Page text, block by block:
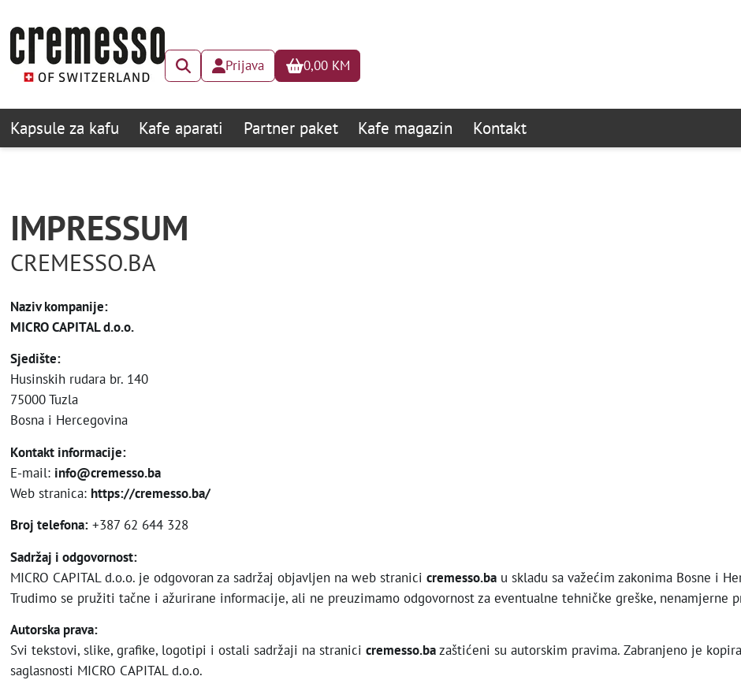
Prijava 0,00 KM
Kapsule za kafu Kafe aparati Partner paket Kafe magazin Kontakt
IMPRESSUM
CREMESSO.BA
Naziv kompanije:
MICRO CAPITAL d.o.o.
Sjedište:
Husinskih rudara br. 140
75000 Tuzla
Bosna i Hercegovina
Kontakt informacije:
E-mail: info@cremesso.ba
Web stranica: https://cremesso.ba/
Broj telefona: +387 62 644 328
Sadržaj i odgovornost:
MICRO CAPITAL d.o.o. je odgovoran za sadržaj objavljen na web stranici cremesso.bau skladu sa važećim zakonima Bosne i
Trudimo se pružiti tačne i ažurirane informacije, ali ne preuzimamo odgovornost za eventualne tehničke greške, nenamjerne
Autorska prava:
Svi tekstovi, slike, grafike, logotipi i ostali sadržaji na stranici cremesso.bazaštićeni su autorskim pravima. Zabranjeno je
saglasnosti MICRO CAPITAL d.o.o.